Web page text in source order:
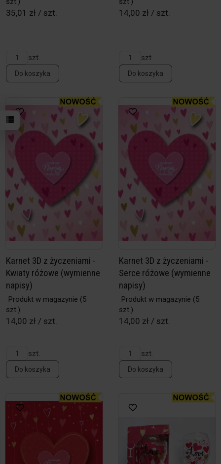
35,01 zł / szt.
szt.
Do koszyka
14,00 zł / szt.
szt.
Do koszyka
Karnet 3D z życzeniami -
Kwiaty różowe (wymienne
napisy)
Produkt w magazynie (5
szt.)
14,00 zł / szt.
szt.
Do koszyka
Karnet 3D z życzeniami -
Serce różowe (wymienne
napisy)
Produkt w magazynie (5
szt.)
14,00 zł / szt.
szt.
Do koszyka